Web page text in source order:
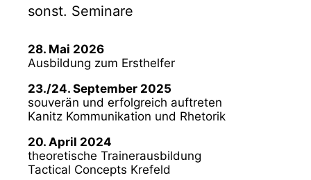
sonst. Seminare
28. Mai 2026
Ausbildung zum Ersthelfer
23./24. September 2025
souverän und erfolgreich auftreten
Kanitz Kommunikation und Rhetorik
20. April 2024
theoretische Trainerausbildung
Tactical Concepts Krefeld